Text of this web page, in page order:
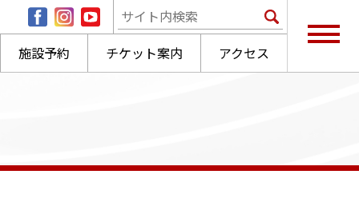
施設予約 チケット案内 アクセス